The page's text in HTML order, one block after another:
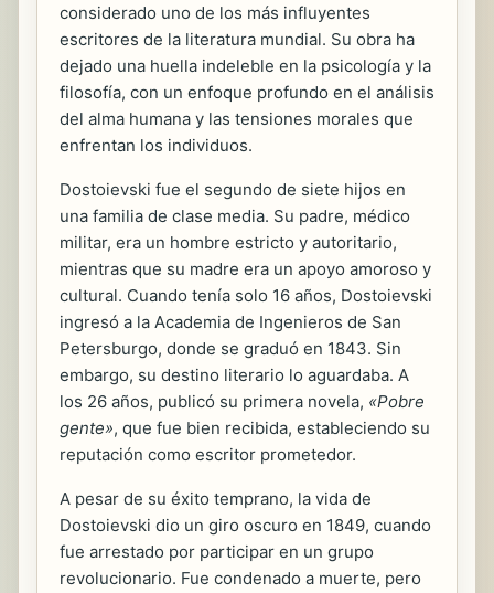
considerado uno de los más influyentes
escritores de la literatura mundial. Su obra ha
dejado una huella indeleble en la psicología y la
filosofía, con un enfoque profundo en el análisis
del alma humana y las tensiones morales que
enfrentan los individuos.
Dostoievski fue el segundo de siete hijos en
una familia de clase media. Su padre, médico
militar, era un hombre estricto y autoritario,
mientras que su madre era un apoyo amoroso y
cultural. Cuando tenía solo 16 años, Dostoievski
ingresó a la Academia de Ingenieros de San
Petersburgo, donde se graduó en 1843. Sin
embargo, su destino literario lo aguardaba. A
los 26 años, publicó su primera novela, «Pobre
gente», que fue bien recibida, estableciendo su
reputación como escritor prometedor.
A pesar de su éxito temprano, la vida de
Dostoievski dio un giro oscuro en 1849, cuando
fue arrestado por participar en un grupo
revolucionario. Fue condenado a muerte, pero